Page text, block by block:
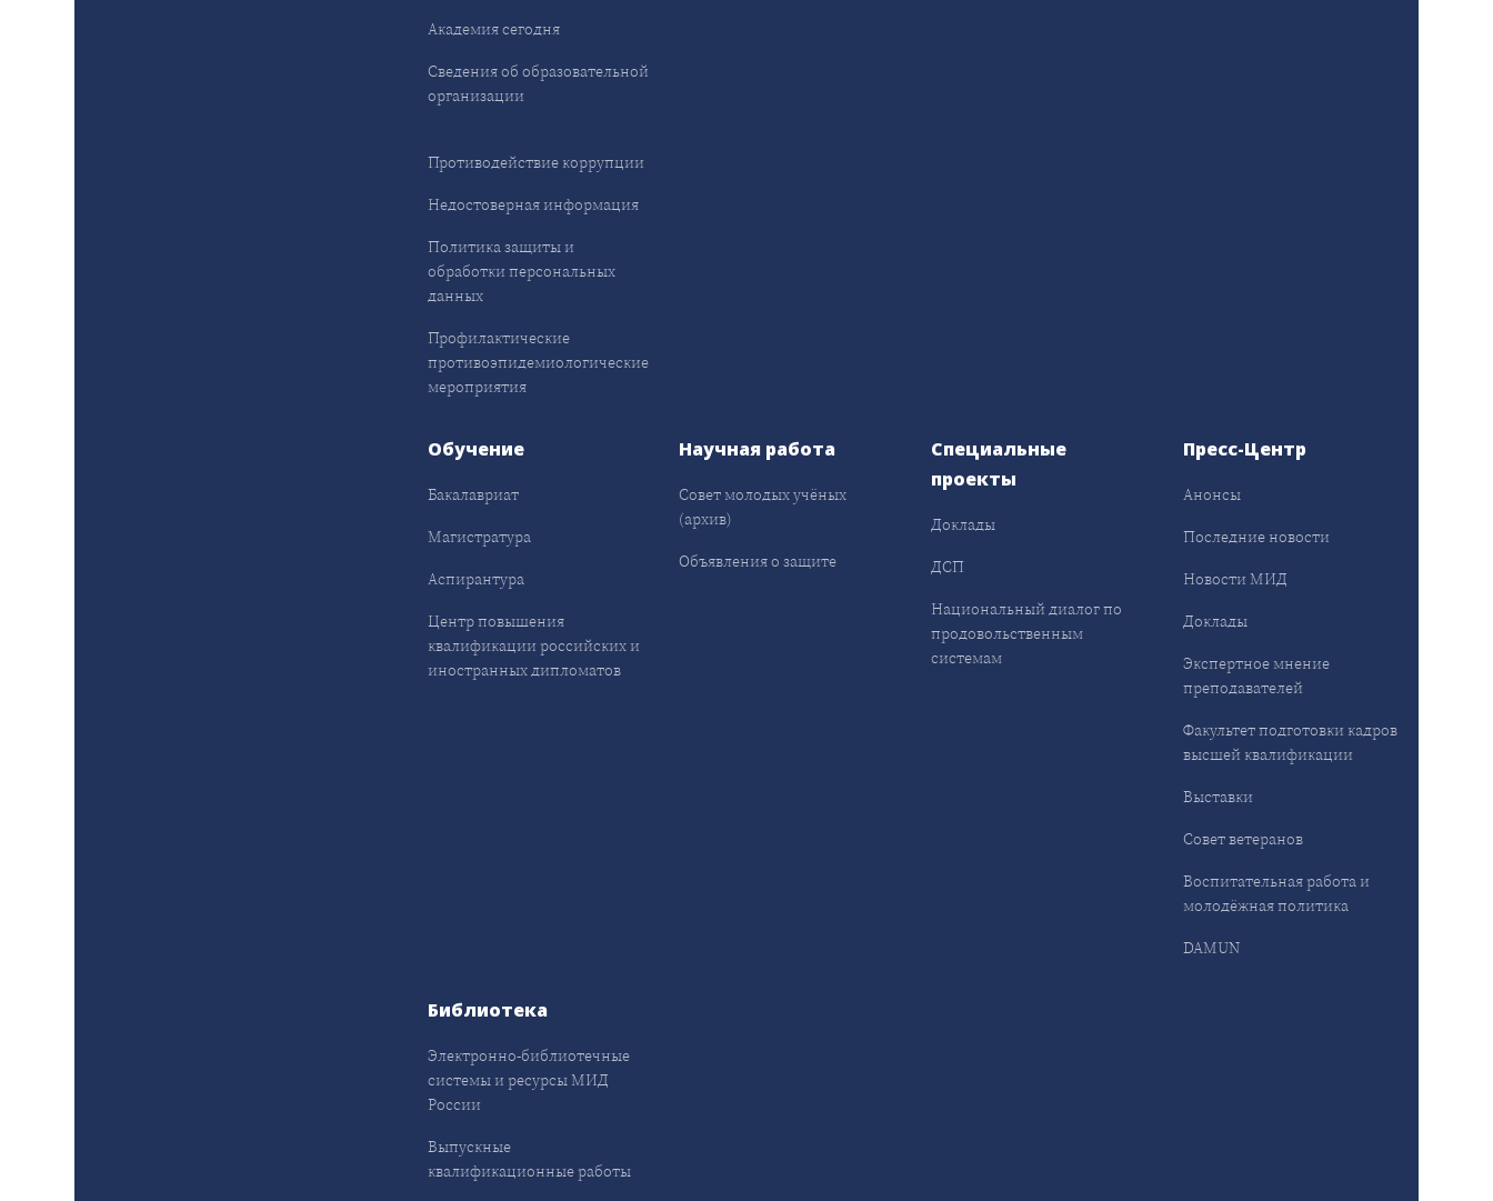
Академия сегодня
Сведения об образовательной
организации
Противодействие коррупции
Недостоверная информация
Политика защиты и
обработки персональных
данных
Профилактические
противоэпидемиологические
мероприятия
Обучение
Бакалавриат
Магистратура
Аспирантура
Центр повышения
квалификации российских и
иностранных дипломатов
Научная работа
Совет молодых учёных
(архив)
Объявления о защите
Специальные
проекты
Доклады
ДСП
Национальный диалог по
продовольственным
системам
Пресс-Центр
Анонсы
Последние новости
Новости МИД
Доклады
Экспертное мнение
преподавателей
Факультет подготовки кадров
высшей квалификации
Выставки
Совет ветеранов
Воспитательная работа и
молодёжная политика
DAMUN
Библиотека
Электронно-библиотечные
системы и ресурсы МИД
России
Выпускные
квалификационные работы